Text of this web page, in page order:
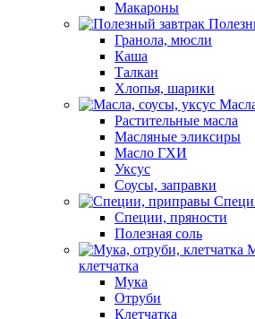
Макароны
Гранола, мюсли
Каша
Талкан
Хлопья, шарики
Растительные масла
Масляные эликсиры
Масло ГХИ
Уксус
Соусы, заправки
Специи, пряности
Полезная соль
клетчатка
Мука
Отруби
Клетчатка